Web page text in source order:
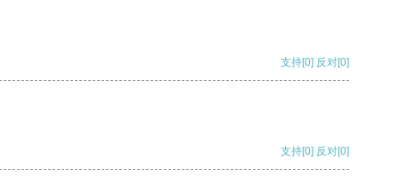
支持[0] 反对[0]
支持[0] 反对[0]